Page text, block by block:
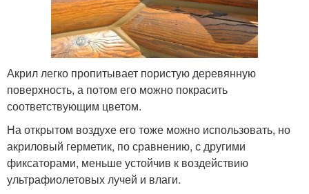
Акрил легко пропитывает пористую деревянную
поверхность, а потом его можно покрасить
соответствующим цветом.
На открытом воздухе его тоже можно использовать, но
акриловый герметик, по сравнению, с другими
фиксаторами, меньше устойчив к воздействию
ультрафиолетовых лучей и влаги.